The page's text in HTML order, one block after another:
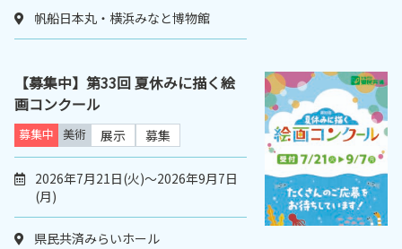
帆船日本丸・横浜みなと博物館
【募集中】第33回 夏休みに描く絵
画コンクール
募集中 美術 展示 募集
2026年7月21日(火)～2026年9月7日
(月)
県民共済みらいホール